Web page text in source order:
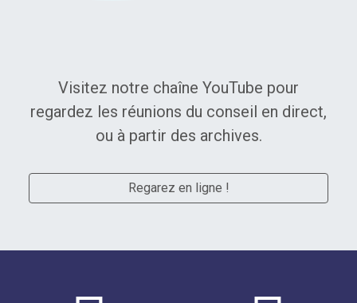
Visitez notre chaîne YouTube pour
regardez les réunions du conseil en direct,
ou à partir des archives.
Regarez en ligne !